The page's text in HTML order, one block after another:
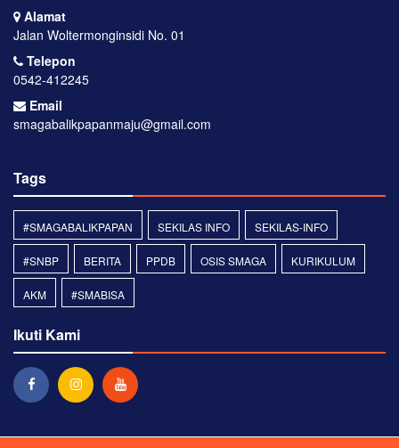
Alamat
Jalan Woltermonginsidi No. 01
Telepon
0542-412245
Email
smagabalikpapanmaju@gmail.com
Tags
#SMAGABALIKPAPAN SEKILAS INFO SEKILAS-INFO
#SNBP BERITA PPDB OSIS SMAGA KURIKULUM
AKM #SMABISA
Ikuti Kami